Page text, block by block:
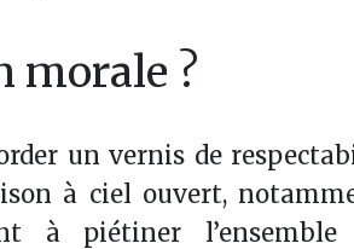
morale ?
un vernis de
à ciel ouvert,
à piétiner l’ensemble